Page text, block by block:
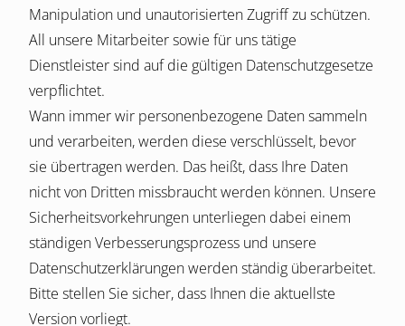
Manipulation und unautorisierten Zugriff zu schützen.
All unsere Mitarbeiter sowie für uns tätige
Dienstleister sind auf die gültigen Datenschutzgesetze
verpflichtet.
Wann immer wir personenbezogene Daten sammeln
und verarbeiten, werden diese verschlüsselt, bevor
sie übertragen werden. Das heißt, dass Ihre Daten
nicht von Dritten missbraucht werden können. Unsere
Sicherheitsvorkehrungen unterliegen dabei einem
ständigen Verbesserungsprozess und unsere
Datenschutzerklärungen werden ständig überarbeitet.
Bitte stellen Sie sicher, dass Ihnen die aktuellste
Version vorliegt.